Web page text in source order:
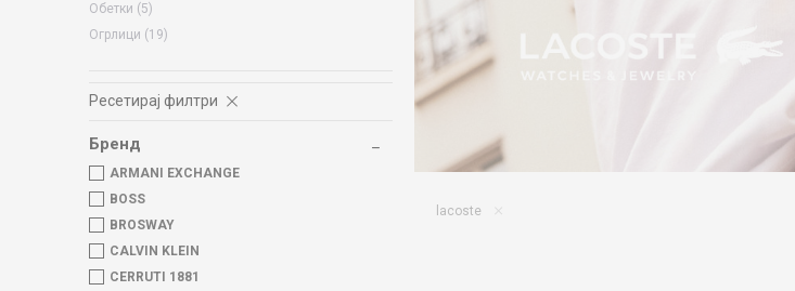
Обетки (5)
Огрлици (19)
Ресетирај филтри
Бренд
ARMANI EXCHANGE
BOSS
BROSWAY
CALVIN KLEIN
CERRUTI 1881
lacoste